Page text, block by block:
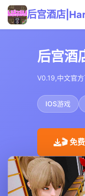
后宫酒店
后宫酒
V0.19,中文官
IOS游戏
🎬 免